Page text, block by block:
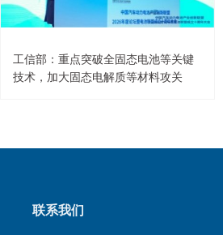
工信部：重点突破全固态电池等关键
技术，加大固态电解质等材料攻关
联系我们